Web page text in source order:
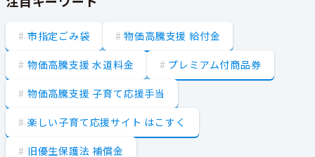
市指定ごみ袋 物価高騰支援 給付金
物価高騰支援 水道料金 プレミアム付商品券
物価高騰支援 子育て応援手当
楽しい子育て応援サイト はこすく
旧優生保護法 補償金